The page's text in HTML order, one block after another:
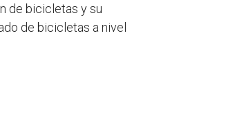
de bicicletas y su
de bicicletas a nivel